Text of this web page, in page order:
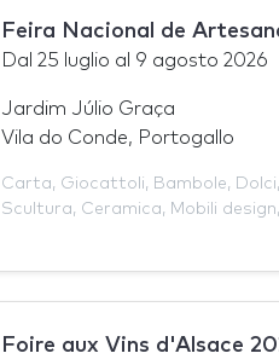
Feira Nacional de
Dal 25 luglio al 9 agosto 2026
Jardim Júlio Graça
Vila do Conde, Portogallo
Carta, Giocattoli, Bambole, Dolci,
Scultura, Ceramica, Mobili design,
Foire aux Vins d'Alsace